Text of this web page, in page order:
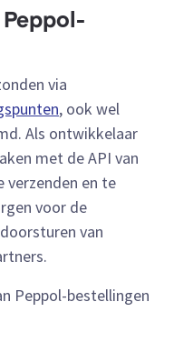
via
, ook wel
Als ontwikkelaar
met de API van
verzenden en te
voor de
van
Peppol-bestellingen